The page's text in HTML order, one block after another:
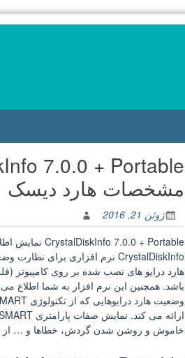
مشخصات هارد دیسک
ژوئن 21, 2016
CrystalDiskInfo 7.0.0 + Portable نمایش اطلاعات و مشخصات هارد دیسک
هارد درایو های نصب شده بر روی کامپیوتر
باشد. همچنین این نرم افزار به شما
خاموش و روشن شدن گردش، خطاها و … از